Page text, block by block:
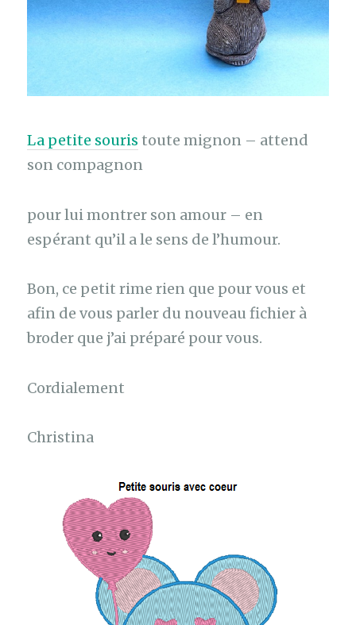
La petite souris toute mignon – attend
son compagnon
pour lui montrer son amour – en
espérant qu’il a le sens de l’humour.
Bon, ce petit rime rien que pour vous et
afin de vous parler du nouveau fichier à
broder que j’ai préparé pour vous.
Cordialement
Christina